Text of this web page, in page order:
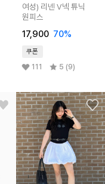
여성) 리넨 V넥 튜닉
원피스
17,900 70%
쿠폰
111 5 (9)